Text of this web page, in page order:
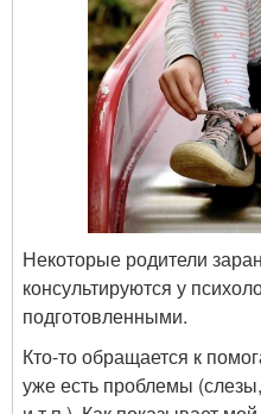
Некоторые родители
консультируются у
подготовленными.
Кто-то обращается к
уже есть проблемы